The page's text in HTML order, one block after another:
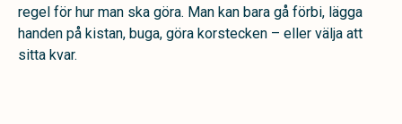
regel för hur man ska göra. Man kan bara gå förbi, lägga
handen på kistan, buga, göra korstecken – eller välja att
sitta kvar.